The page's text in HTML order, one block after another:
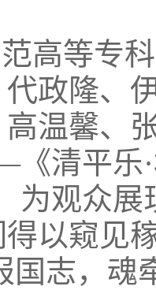
高等专
政隆、
温馨、
清平乐·
为观众
以窥见
国志，魂